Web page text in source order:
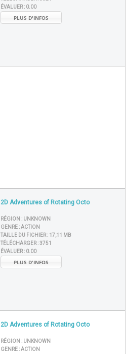
ÉVALUER : 0.00
PLUS D'INFOS
2D Adventures of Rotating Octo
RÉGION : UNKNOWN
GENRE :ACTION
TAILLE DU FICHIER : 17,11 MB
TÉLÉCHARGER :3751
ÉVALUER : 0.00
PLUS D'INFOS
2D Adventures of Rotating Octo
RÉGION : UNKNOWN
GENRE :ACTION